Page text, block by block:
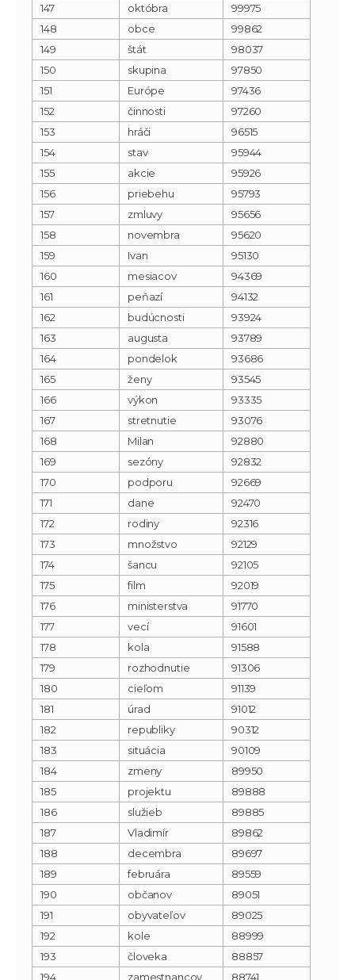
147
októbra
99975
148
obce
99862
149
štát
98037
150
skupina
97850
151
Európe
97436
152
činnosti
97260
153
hráči
96515
154
stav
95944
155
akcie
95926
156
priebehu
95793
157
zmluvy
95656
158
novembra
95620
159
Ivan
95130
160
mesiacov
94369
161
peňazí
94132
162
budúcnosti
93924
163
augusta
93789
164
pondelok
93686
165
ženy
93545
166
výkon
93335
167
stretnutie
93076
168
Milan
92880
169
sezóny
92832
170
podporu
92669
171
dane
92470
172
rodiny
92316
173
množstvo
92129
174
šancu
92105
175
film
92019
176
ministerstva
91770
177
vecí
91601
178
kola
91588
179
rozhodnutie
91306
180
cieľom
91139
181
úrad
91012
182
republiky
90312
183
situácia
90109
184
zmeny
89950
185
projektu
89888
186
služieb
89885
187
Vladimír
89862
188
decembra
89697
189
februára
89559
190
občanov
89051
191
obyvateľov
89025
192
kole
88999
193
človeka
88857
194
zamestnancov 88741